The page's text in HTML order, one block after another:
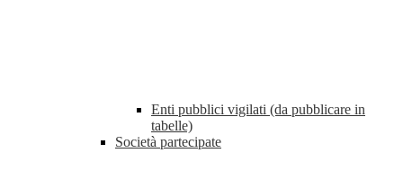
Enti pubblici vigilati (da pubblicare in
tabelle)
Società partecipate